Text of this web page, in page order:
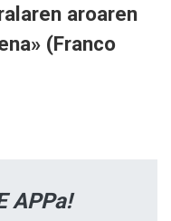
aroaren
(Franco
APPa!